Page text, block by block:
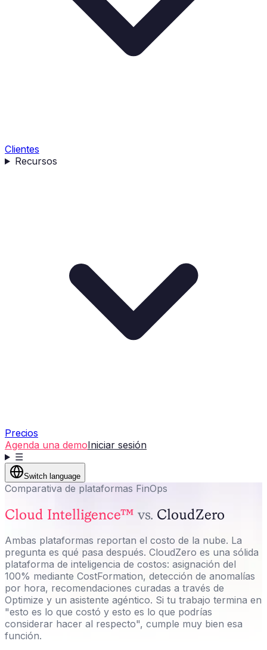
Clientes
Recursos
Precios
Agenda una demoIniciar sesión
☰
Switch language
Comparativa de plataformas FinOps
Cloud Intelligence™ vs. CloudZero
Ambas plataformas reportan el costo de la nube. La
pregunta es qué pasa después. CloudZero es una sólida
plataforma de inteligencia de costos: asignación del
100% mediante CostFormation, detección de anomalías
por hora, recomendaciones curadas a través de
Optimize y un asistente agéntico. Si tu trabajo termina en
"esto es lo que costó y esto es lo que podrías
considerar hacer al respecto", cumple muy bien esa
función.